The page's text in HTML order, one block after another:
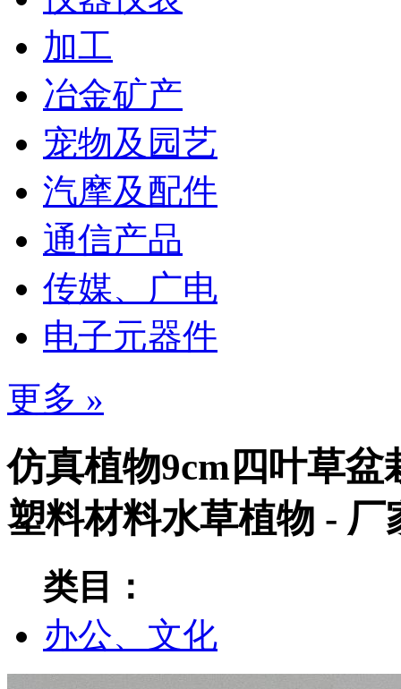
加工
冶金矿产
宠物及园艺
汽摩及配件
通信产品
传媒、广电
电子元器件
更多 »
仿真植物9cm四叶草
塑料材料水草植物 - 厂
类目：
办公、文化